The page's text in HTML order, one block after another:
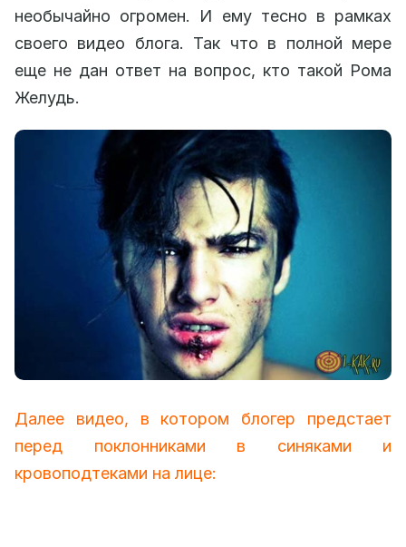
необычайно огромен. И ему тесно в рамках
своего видео блога. Так что в полной мере
еще не дан ответ на вопрос, кто такой Рома
Желудь.
Далее видео, в котором блогер предстает
перед поклонниками в синяками и
кровоподтеками на лице: